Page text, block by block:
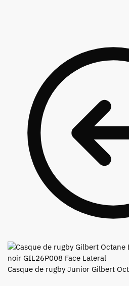
Casque de rugby Junior Gilbert